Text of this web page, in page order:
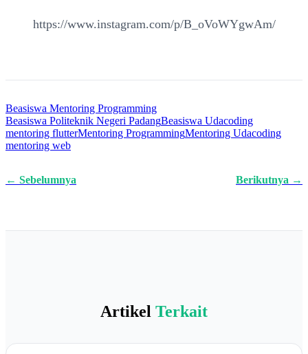
https://www.instagram.com/p/B_oVoWYgwAm/
Beasiswa Mentoring Programming
Beasiswa Politeknik Negeri PadangBeasiswa Udacoding
mentoring flutterMentoring ProgrammingMentoring Udacoding
mentoring web
← Sebelumnya Berikutnya →
Artikel Terkait